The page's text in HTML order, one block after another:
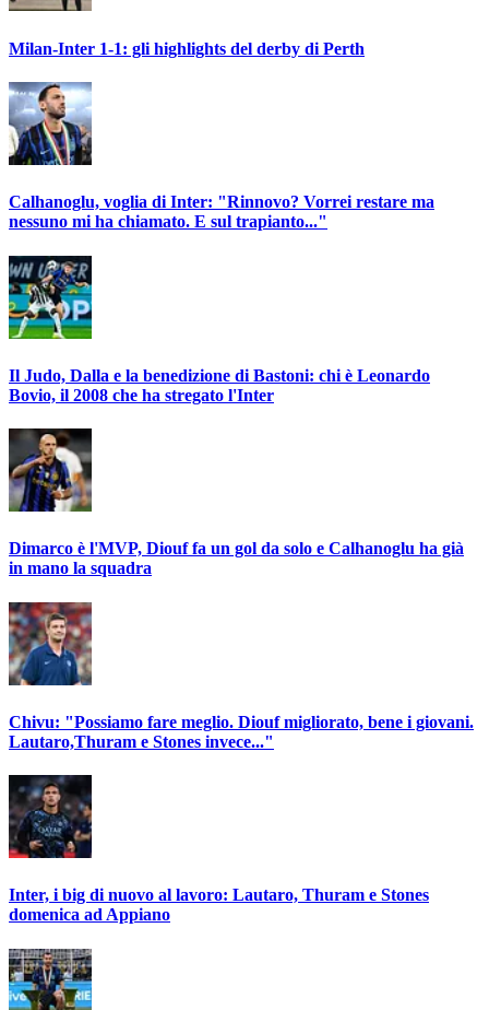
Milan-Inter 1-1: gli highlights del derby di Perth
Calhanoglu, voglia di Inter: "Rinnovo? Vorrei restare ma
nessuno mi ha chiamato. E sul trapianto..."
Il Judo, Dalla e la benedizione di Bastoni: chi è Leonardo
Bovio, il 2008 che ha stregato l'Inter
Dimarco è l'MVP, Diouf fa un gol da solo e Calhanoglu ha già
in mano la squadra
Chivu: "Possiamo fare meglio. Diouf migliorato, bene i giovani.
Lautaro,Thuram e Stones invece..."
Inter, i big di nuovo al lavoro: Lautaro, Thuram e Stones
domenica ad Appiano